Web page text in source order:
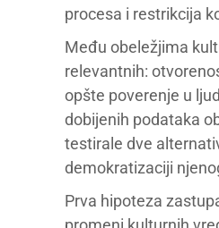
procesa i restrikcija
Među obeležjima
relevantnih:
opšte poverenje u
dobijenih podataka
testirale dve
demokratizaciji
Prva hipoteza